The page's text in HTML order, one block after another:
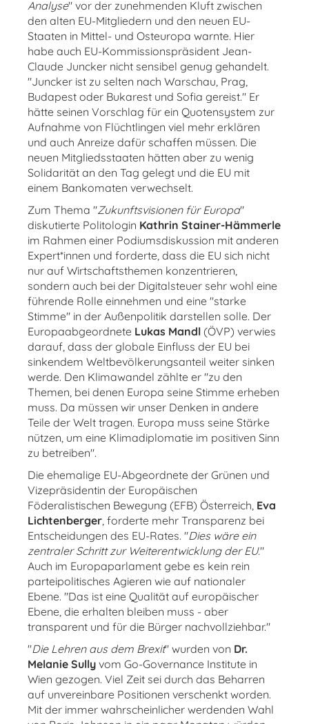
Analyse" vor der zunehmenden Kluft zwischen
den alten EU-Mitgliedern und den neuen EU-
Staaten in Mittel- und Osteuropa warnte. Hier
habe auch EU-Kommissionspräsident Jean-
Claude Juncker nicht sensibel genug gehandelt.
"Juncker ist zu selten nach Warschau, Prag,
Budapest oder Bukarest und Sofia gereist." Er
hätte seinen Vorschlag für ein Quotensystem zur
Aufnahme von Flüchtlingen viel mehr erklären
und auch Anreize dafür schaffen müssen. Die
neuen Mitgliedsstaaten hätten aber zu wenig
Solidarität an den Tag gelegt und die EU mit
einem Bankomaten verwechselt.
Zum Thema "Zukunftsvisionen für Europa"
diskutierte Politologin Kathrin Stainer-Hämmerle
im Rahmen einer Podiumsdiskussion mit anderen
Expert*innen und forderte, dass die EU sich nicht
nur auf Wirtschaftsthemen konzentrieren,
sondern auch bei der Digitalsteuer sehr wohl eine
führende Rolle einnehmen und eine "starke
Stimme" in der Außenpolitik darstellen solle. Der
Europaabgeordnete Lukas Mandl (ÖVP) verwies
darauf, dass der globale Einfluss der EU bei
sinkendem Weltbevölkerungsanteil weiter sinken
werde. Den Klimawandel zählte er "zu den
Themen, bei denen Europa seine Stimme erheben
muss. Da müssen wir unser Denken in andere
Teile der Welt tragen. Europa muss seine Stärke
nützen, um eine Klimadiplomatie im positiven Sinn
zu betreiben".
Die ehemalige EU-Abgeordnete der Grünen und
Vizepräsidentin der Europäischen
Föderalistischen Bewegung (EFB) Österreich, Eva
Lichtenberger, forderte mehr Transparenz bei
Entscheidungen des EU-Rates. "Dies wäre ein
zentraler Schritt zur Weiterentwicklung der EU."
Auch im Europaparlament gebe es kein rein
parteipolitisches Agieren wie auf nationaler
Ebene. "Das ist eine Qualität auf europäischer
Ebene, die erhalten bleiben muss - aber
transparent und für die Bürger nachvollziehbar."
"Die Lehren aus dem Brexit" wurden von Dr.
Melanie Sully vom Go-Governance Institute in
Wien gezogen. Viel Zeit sei durch das Beharren
auf unvereinbare Positionen verschenkt worden.
Mit der immer wahrscheinlicher werdenden Wahl